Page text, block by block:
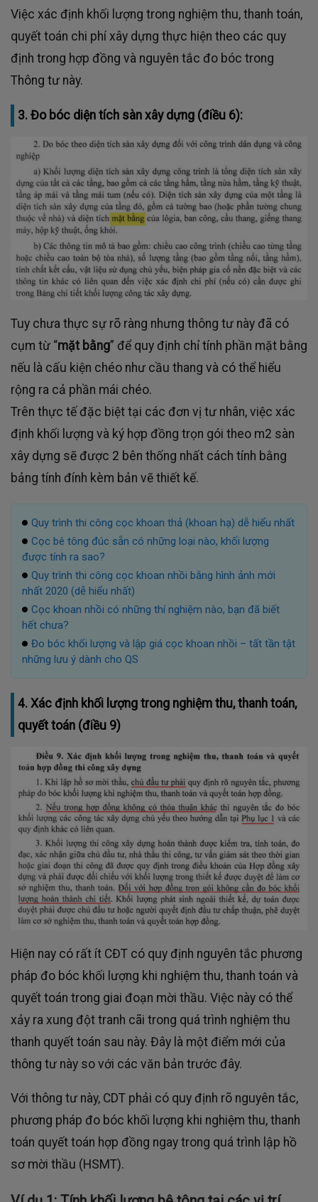
Việc xác định khối lượng trong nghiệm thu, thanh toán,
quyết toán chi phí xây dựng thực hiện theo các quy
định trong hợp đồng và nguyên tắc đo bóc trong
Thông tư này.
3. Đo bóc diện tích sàn xây dựng (điều 6):
Tuy chưa thực sự rõ ràng nhưng thông tư này đã có
cụm từ “mặt bằng” để quy định chỉ tính phần mặt bằng
nếu là cấu kiện chéo như cầu thang và có thể hiểu
rộng ra cả phần mái chéo.
Trên thực tế đặc biệt tại các đơn vị tư nhân, việc xác
định khối lượng và ký hợp đồng trọn gói theo m2 sàn
xây dựng sẽ được 2 bên thống nhất cách tính bằng
bảng tính đính kèm bản vẽ thiết kế.
Quy trình thi công cọc khoan thả (khoan hạ) dễ hiểu nhất
Cọc bê tông đúc sẵn có những loại nào, khối lượng
được tính ra sao?
Quy trình thi công cọc khoan nhồi bằng hình ảnh mới
nhất 2020 (dễ hiểu nhất)
Cọc khoan nhồi có những thí nghiệm nào, bạn đã biết
hết chưa?
Đo bóc khối lượng và lập giá cọc khoan nhồi – tất tần tật
những lưu ý dành cho QS
4. Xác định khối lượng trong nghiệm thu, thanh toán,
quyết toán (điều 9)
Hiện nay có rất ít CĐT có quy định nguyên tắc phương
pháp đo bóc khối lượng khi nghiệm thu, thanh toán và
quyết toán trong giai đoạn mời thầu. Việc này có thể
xảy ra xung đột tranh cãi trong quá trình nghiệm thu
thanh quyết toán sau này. Đây là một điểm mới của
thông tư này so với các văn bản trước đây.
Với thông tư này, CDT phải có quy định rõ nguyên tắc,
phương pháp đo bóc khối lượng khi nghiệm thu, thanh
toán quyết toán hợp đồng ngay trong quá trình lập hồ
sơ mời thầu (HSMT).